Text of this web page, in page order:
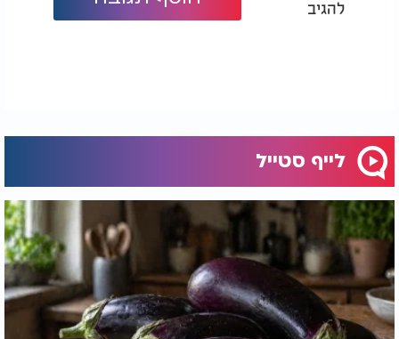
מסייעת לשמור על מראה התפוחים לאורך זמן, ולפי
הניסיון המתואר גם אינה משנה את טעמם.
להגיב
לייף סטייל